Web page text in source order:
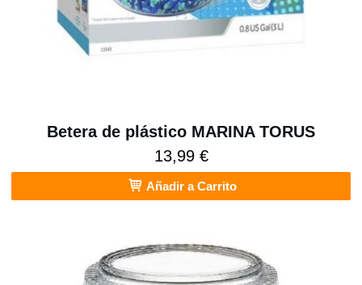
Betera de plástico MARINA TORUS
13,99 €
Añadir a Carrito